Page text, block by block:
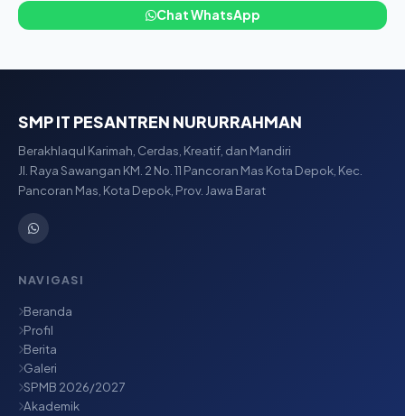
Chat WhatsApp
SMP IT PESANTREN NURURRAHMAN
Berakhlaqul Karimah, Cerdas, Kreatif, dan Mandiri
Jl. Raya Sawangan KM. 2 No. 11 Pancoran Mas Kota Depok, Kec.
Pancoran Mas, Kota Depok, Prov. Jawa Barat
NAVIGASI
Beranda
Profil
Berita
Galeri
SPMB 2026/2027
Akademik